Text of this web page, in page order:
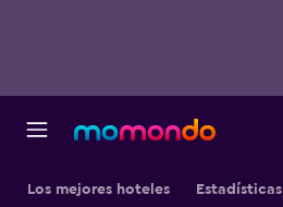
Los mejores hoteles Estadísticas